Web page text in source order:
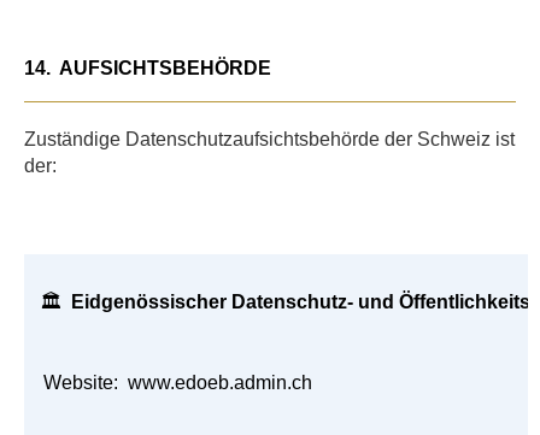
14. AUFSICHTSBEHÖRDE
Zuständige Datenschutzaufsichtsbehörde der Schweiz ist
der:
🏛 Eidgenössischer Datenschutz- und
Website: www.edoeb.admin.ch